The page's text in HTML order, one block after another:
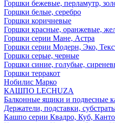
Горшки бежевые, перламутр,
Горшки белые, серебро
Горшки коричневые
Горшки красные, оранжевые,
Горшки серии Мане, Астра
Горшки серии Модерн, Эко,
Горшки серые, черные
Горшки синие, голубые,
Горшки терракот
Нобилис Марко
КАШПО LECHUZA
Балконные ящики и подвесные
Держатели, подставки,
Кашпо серии Квадро, Куб,